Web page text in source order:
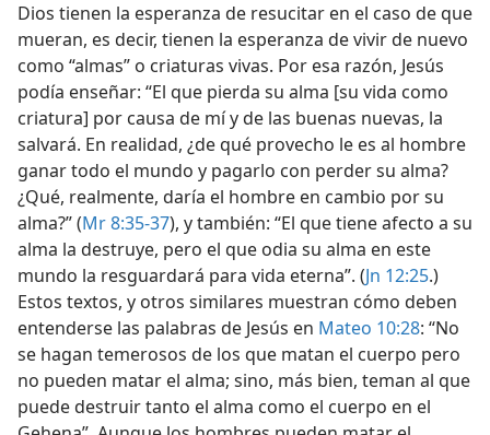
Dios tienen la esperanza de resucitar en el caso de que
mueran, es decir, tienen la esperanza de vivir de nuevo
como “almas” o criaturas vivas. Por esa razón, Jesús
podía enseñar: “El que pierda su alma [su vida como
criatura] por causa de mí y de las buenas nuevas, la
salvará. En realidad, ¿de qué provecho le es al hombre
ganar todo el mundo y pagarlo con perder su alma?
¿Qué, realmente, daría el hombre en cambio por su
alma?” (Mr 8:35-37), y también: “El que tiene afecto a su
alma la destruye, pero el que odia su alma en este
mundo la resguardará para vida eterna”. (Jn 12:25.)
Estos textos, y otros similares muestran cómo deben
entenderse las palabras de Jesús en Mateo 10:28: “No
se hagan temerosos de los que matan el cuerpo pero
no pueden matar el alma; sino, más bien, teman al que
puede destruir tanto el alma como el cuerpo en el